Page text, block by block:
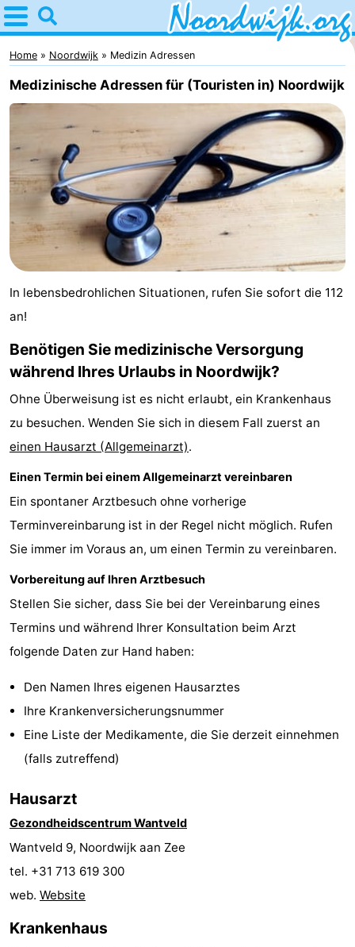
Home
Noordwijk
Tipps
Kindern
Übernachten
Appartements
Campingplätze
Ferienhäuser
Gouden
De
-
Dunimar
Noordwijkse
Duinen
-
Parc
du
Soleil
Hotels
Zimmer
(mit
Frühstück)
Lastminutes
Strand
Sehen
&
tun
-
Museen
Denkmäler
-
Aussichtspunkte
Attraktionen
-
Rundfahrten
-
Spielplätze
-
Home Noordwijk Medizin Adressen
Medizinische Adressen für (Touristen in) Noordwijk
In lebensbedrohlichen Situationen, rufen Sie sofort die 112
an!
Benötigen Sie medizinische Versorgung
während Ihres Urlaubs in Noordwijk?
Ohne Überweisung ist es nicht erlaubt, ein Krankenhaus
zu besuchen. Wenden Sie sich in diesem Fall zuerst an
einen Hausarzt (Allgemeinarzt).
Einen Termin bei einem Allgemeinarzt vereinbaren
Ein spontaner Arztbesuch ohne vorherige
Terminvereinbarung ist in der Regel nicht möglich. Rufen
Sie immer im Voraus an, um einen Termin zu vereinbaren.
Vorbereitung auf Ihren Arztbesuch
Stellen Sie sicher, dass Sie bei der Vereinbarung eines
Termins und während Ihrer Konsultation beim Arzt
folgende Daten zur Hand haben:
Den Namen Ihres eigenen Hausarztes
Ihre Krankenversicherungsnummer
Eine Liste der Medikamente, die Sie derzeit einnehmen
(falls zutreffend)
Hausarzt
Gezondheidscentrum Wantveld
Wantveld 9, Noordwijk aan Zee
tel. +31 713 619 300
web. Website
Krankenhaus